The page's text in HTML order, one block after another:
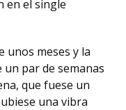
en el single
unos meses y la
un par de semanas
que fuese un
una vibra